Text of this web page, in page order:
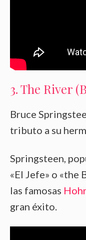
3. The River
Bruce
tributo a su
Springsteen,
«El Jefe» o «the
las famosas
gran éxito.